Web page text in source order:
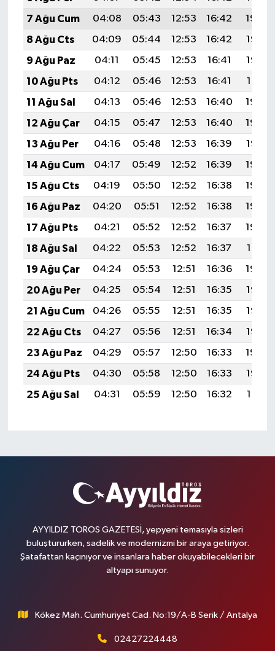
7 Ağu Cum
04:08 05:43 12:53 16:42
19:54
8 Ağu Cts
04:09 05:44 12:53 16:42
19:53
9 Ağu Paz
04:11 05:45 12:53 16:41
19:52
10 Ağu Pts
04:12 05:46 12:53 16:41
19:51
11 Ağu Sal
04:13 05:46 12:53 16:40
19:49
12 Ağu Çar
04:15 05:47 12:53 16:40
19:48
13 Ağu Per
04:16 05:48 12:53 16:39
19:47
14 Ağu Cum
04:17 05:49 12:52 16:39
19:46
15 Ağu Cts
04:19 05:50 12:52 16:38
19:44
16 Ağu Paz
04:20 05:51 12:52 16:38
19:43
17 Ağu Pts
04:21 05:52 12:52 16:37
19:42
18 Ağu Sal
04:22 05:53 12:52 16:37
19:41
19 Ağu Çar
04:24 05:53 12:51 16:36
19:39
20 Ağu Per
04:25 05:54 12:51 16:35
19:38
21 Ağu Cum
04:26 05:55 12:51 16:35
19:36
22 Ağu Cts
04:27 05:56 12:51 16:34
19:35
23 Ağu Paz
04:29 05:57 12:50 16:33
19:34
24 Ağu Pts
04:30 05:58 12:50 16:33
19:32
25 Ağu Sal
04:31 05:59 12:50 16:32 19:31
AYYILDIZ TOROS GAZETESİ, yepyeni temasıyla sizleri
buluştururken, sadelik ve modernizmi bir araya getiriyor.
Şatafattan kaçınıyor ve insanlara haber okuyabilecekleri bir
altyapı sunuyor.
Kökez Mah. Cumhuriyet Cad. No:19/A-B Serik / Antalya
02427224448